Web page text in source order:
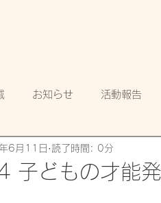
お知らせ 活動報告
知 賛助会員
子どもの才能
6月11日 読了時間: 0分